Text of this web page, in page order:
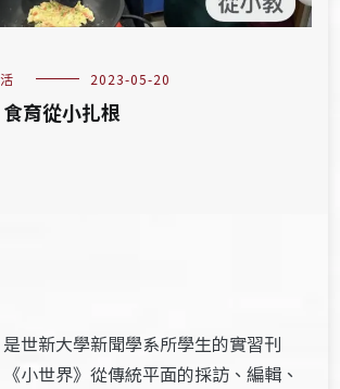
2023-05-20
育從小扎根
是世新大學新聞學系所學生的實習刊
小世界》從傳統平面的採訪、編輯、